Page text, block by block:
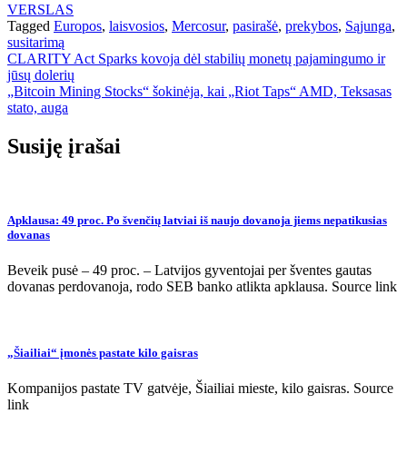
VERSLAS
Tagged Europos, laisvosios, Mercosur, pasirašė, prekybos, Sąjunga,
susitarimą
Navigacija
tarp
įrašų
CLARITY Act Sparks kovoja dėl stabilių monetų pajamingumo ir
jūsų dolerių
„Bitcoin Mining Stocks“ šokinėja, kai „Riot Taps“ AMD, Teksasas
stato, auga
Susiję įrašai
Apklausa: 49 proc. Po švenčių latviai iš naujo dovanoja jiems nepatikusias
dovanas
Beveik pusė – 49 proc. – Latvijos gyventojai per šventes gautas
dovanas perdovanoja, rodo SEB banko atlikta apklausa. Source link
„Šiailiai“ įmonės pastate kilo gaisras
Kompanijos pastate TV gatvėje, Šiailiai mieste, kilo gaisras. Source
link